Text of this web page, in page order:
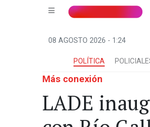
08 AGOSTO 2026 - 1:24
POLÍTICA
Más conexión
LADE